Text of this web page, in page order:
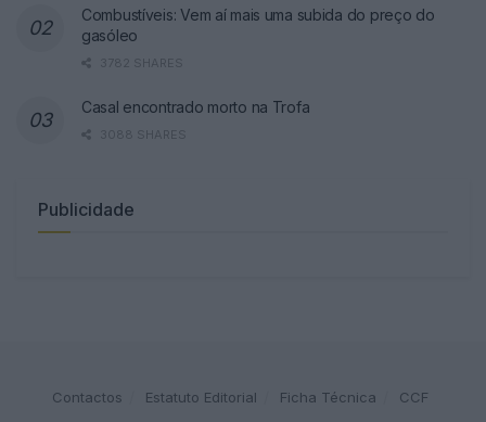
Combustíveis: Vem aí mais uma subida do preço do
gasóleo
3782 SHARES
Casal encontrado morto na Trofa
3088 SHARES
Publicidade
Contactos Estatuto Editorial Ficha Técnica CCF